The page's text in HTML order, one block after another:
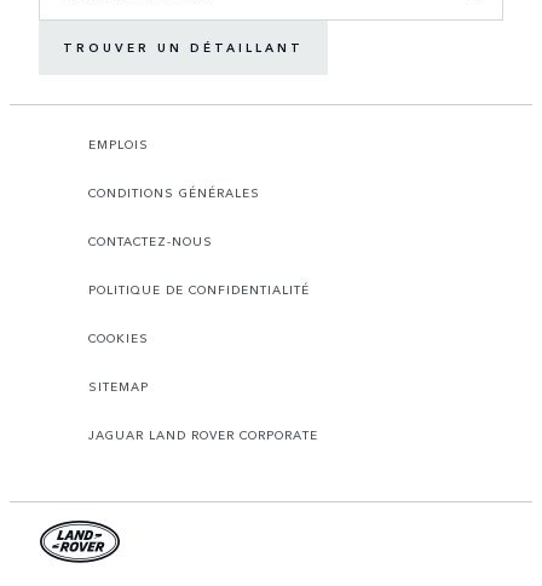
TROUVER UN DÉTAILLANT
EMPLOIS
CONDITIONS GÉNÉRALES
CONTACTEZ-NOUS
POLITIQUE DE CONFIDENTIALITÉ
COOKIES
SITEMAP
JAGUAR LAND ROVER CORPORATE